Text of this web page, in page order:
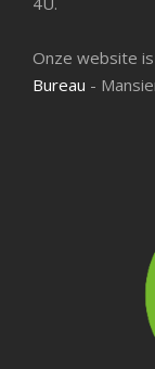
Onze website
Bureau -